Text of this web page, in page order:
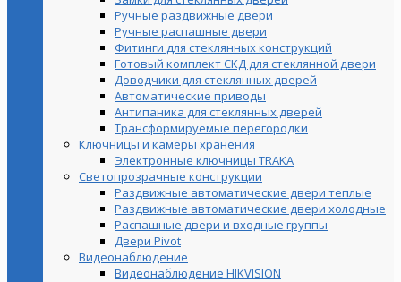
Ручные раздвижные двери
Ручные распашные двери
Фитинги для стеклянных конструкций
Готовый комплект СКД для стеклянной двери
Доводчики для стеклянных дверей
Автоматические приводы
Антипаника для стеклянных дверей
Трансформируемые перегородки
Ключницы и камеры хранения
Электронные ключницы TRAKA
Светопрозрачные конструкции
Раздвижные автоматические двери теплые
Раздвижные автоматические двери холодные
Распашные двери и входные группы
Двери Pivot
Видеонаблюдение
Видеонаблюдение HIKVISION